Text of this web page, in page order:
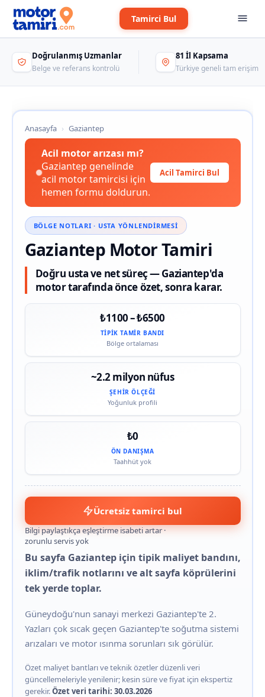
Tamirci Bul
Doğrulanmış Uzmanlar
Belge ve referans kontrolü
81 İl Kapsama
Türkiye geneli tam erişim
Anasayfa › Gaziantep
Acil motor arızası mı?
Gaziantep genelinde
acil motor tamircisi için
hemen formu doldurun.
Acil Tamirci Bul
BÖLGE NOTLARI · USTA YÖNLENDIRMESI
Gaziantep Motor Tamiri
Doğru usta ve net süreç — Gaziantep'da
motor tarafında önce özet, sonra karar.
₺1100 – ₺6500
TIPIK TAMIR BANDI
Bölge ortalaması
~2.2 milyon nüfus
ŞEHIR ÖLÇEĞI
Yoğunluk profili
₺0
ÖN DANIŞMA
Taahhüt yok
Ücretsiz tamirci bul
Bilgi paylaştıkça eşleştirme isabeti artar ·
zorunlu servis yok
Bu sayfa Gaziantep için tipik maliyet bandını,
iklim/trafik notlarını ve alt sayfa köprülerini
tek yerde toplar.
Güneydoğu'nun sanayi merkezi Gaziantep'te 2.
Yazları çok sıcak geçen Gaziantep'te soğutma sistemi
arızaları ve motor ısınma sorunları sık görülür.
Özet maliyet bantları ve teknik özetler düzenli veri
güncellemeleriyle yenilenir; kesin süre ve fiyat için ekspertiz
gerekir.Özet veri tarihi: 30.03.2026